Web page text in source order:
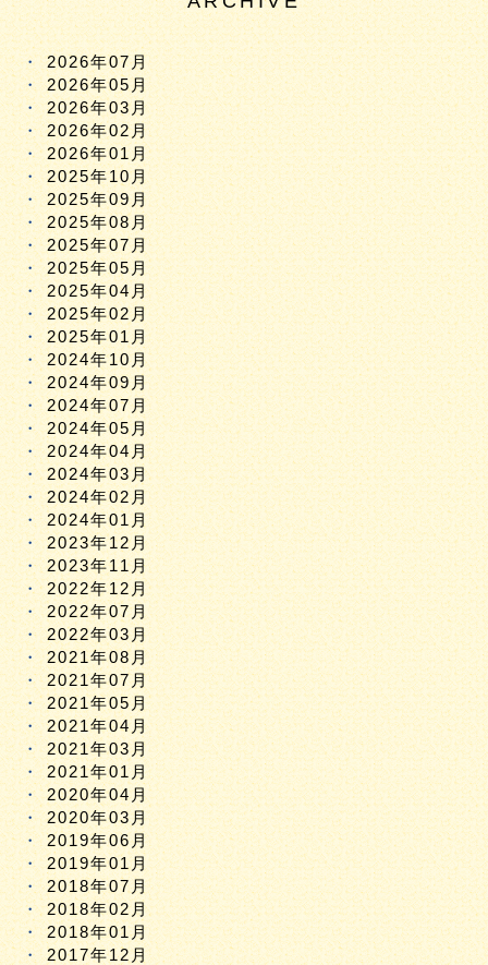
2026年07月
2026年05月
2026年03月
2026年02月
2026年01月
2025年10月
2025年09月
2025年08月
2025年07月
2025年05月
2025年04月
2025年02月
2025年01月
2024年10月
2024年09月
2024年07月
2024年05月
2024年04月
2024年03月
2024年02月
2024年01月
2023年12月
2023年11月
2022年12月
2022年07月
2022年03月
2021年08月
2021年07月
2021年05月
2021年04月
2021年03月
2021年01月
2020年04月
2020年03月
2019年06月
2019年01月
2018年07月
2018年02月
2018年01月
2017年12月